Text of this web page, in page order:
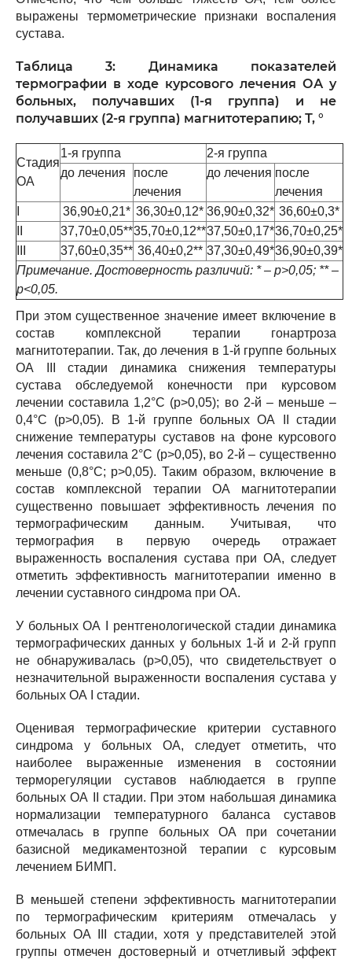
выражены термометрические признаки воспаления
сустава.
Таблица 3: Динамика показателей
термографии в ходе курсового лечения ОА у
больных, получавших (1-я группа) и не
получавших (2-я группа) магнитотерапию; Т, °
Стадия
ОА
1-я группа
2-я группа
до лечения
после
лечения
до лечения после
лечения
36,90±0,21* 36,30±0,12* 36,90±0,32* 36,60±0,3*
37,70±0,05**35,70±0,12**37,50±0,17*36,70±0,25*
37,60±0,35** 36,40±0,2** 37,30±0,49*36,90±0,39*
Примечание. Достоверность различий: * – р>0,05; ** –
р<0,05.
При этом существенное значение имеет включение в
состав комплексной терапии гонартроза
магнитотерапии. Так, до лечения в 1-й группе больных
ОА III стадии динамика снижения температуры
сустава обследуемой конечности при курсовом
лечении составила 1,2°С (р>0,05); во 2-й – меньше –
0,4°С (р>0,05). В 1-й группе больных ОА II стадии
снижение температуры суставов на фоне курсового
лечения составила 2°С (р>0,05), во 2-й – существенно
меньше (0,8°С; р>0,05). Таким образом, включение в
состав комплексной терапии ОА магнитотерапии
существенно повышает эффективность лечения по
термографическим данным. Учитывая, что
термография в первую очередь отражает
выраженность воспаления сустава при ОА, следует
отметить эффективность магнитотерапии именно в
лечении суставного синдрома при ОА.
У больных ОА I рентгенологической стадии динамика
термографических данных у больных 1-й и 2-й групп
не обнаруживалась (р>0,05), что свидетельствует о
незначительной выраженности воспаления сустава у
больных ОА I стадии.
Оценивая термографические критерии суставного
синдрома у больных ОА, следует отметить, что
наиболее выраженные изменения в состоянии
терморегуляции суставов наблюдается в группе
больных ОА II стадии. При этом набольшая динамика
нормализации температурного баланса суставов
отмечалась в группе больных ОА при сочетании
базисной медикаментозной терапии с курсовым
лечением БИМП.
В меньшей степени эффективность магнитотерапии
по термографическим критериям отмечалась у
больных ОА III стадии, хотя у представителей этой
группы отмечен достоверный и отчетливый эффект